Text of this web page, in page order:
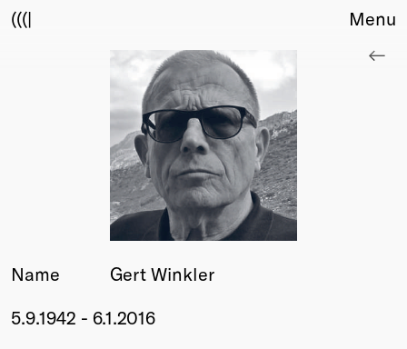
(((|
Info
Menu
Name
Gert Winkler
5.9.1942 - 6.1.2016